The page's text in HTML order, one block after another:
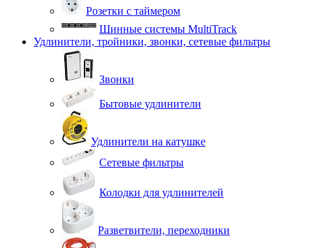
Розетки с таймером
Шинные системы MultiTrack
Удлинители, тройники, звонки, сетевые фильтры
Звонки
Бытовые удлинители
Удлинители на катушке
Сетевые фильтры
Колодки для удлинителей
Разветвители, переходники